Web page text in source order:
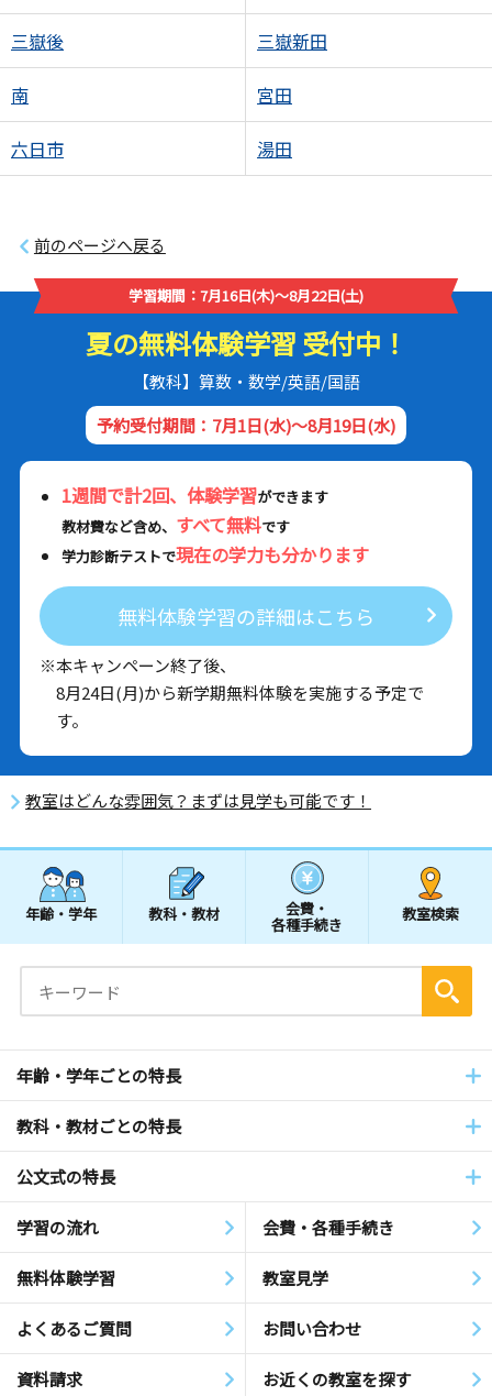
三嶽後 三嶽新田
南 宮田
六日市 湯田
前のページへ戻る
学習期間：7月16日(木)～8月22日(土)
夏の無料体験学習 受付中！
【教科】算数・数学/英語/国語
予約受付期間：7月1日(水)～8月19日(水)
1週間で計2回、体験学習ができます
教材費など含め、 すべて無料です
学力診断テストで現在の学力も分かります
無料体験学習の詳細はこちら
※本キャンペーン終了後、
8月24日(月)から新学期無料体験を実施する予定で
す。
教室はどんな雰囲気？まずは見学も可能です！
年齢・学年 教科・教材 会費・
各種手続き
教室検索
年齢・学年ごとの特長
教科・教材ごとの特長
公文式の特長
学習の流れ 会費・各種手続き
無料体験学習 教室見学
よくあるご質問 お問い合わせ
資料請求 お近くの教室を探す